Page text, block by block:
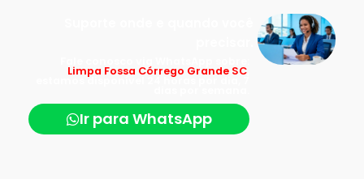
Limpa Fossa Córrego Grande SC
estamos disponível 24 horas por dia, 7
Ir para WhatsApp